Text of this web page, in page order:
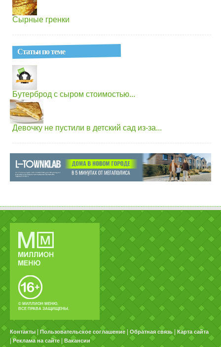
Сырные гренки
Статьи по теме
Бутерброд с сыром стоимостью...
Девочку не пустили в детский сад из-за...
© МИЛЛИОН МЕНЮ.
ВСЕ ПРАВА ЗАЩИЩЕНЫ.
Контакты Пользовательское соглашение Обратная связь Карта сайта
|Реклама на сайте Вакансии